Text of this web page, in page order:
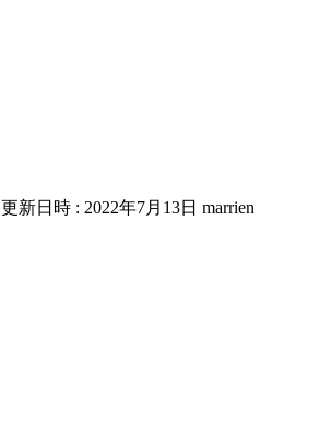
新日時 : 2022年7月13日 marrien